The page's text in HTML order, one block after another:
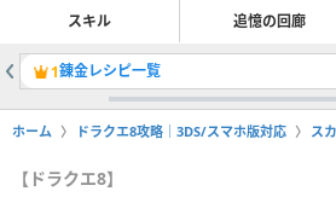
スキル 追憶の回廊
1錬金レシピ一覧
ホーム ドラクエ8攻略｜3DS/スマホ版対応 ス
【ドラクエ8】